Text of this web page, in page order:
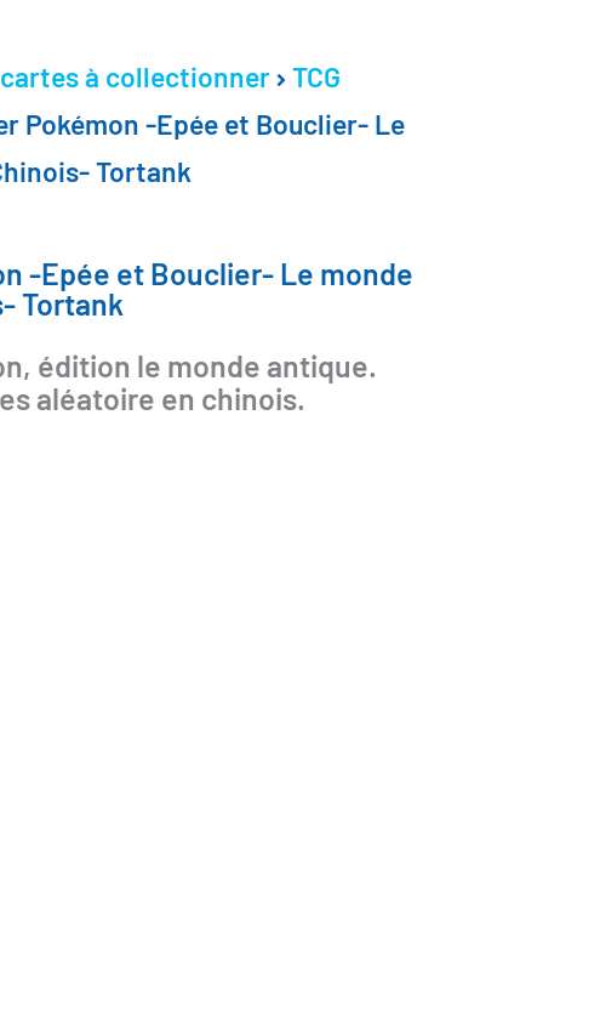
à collectionner
TCG
Pokémon -Epée et Bouclier- Le
Tortank
-Epée et Bouclier- Le monde
Tortank
édition le monde antique.
aléatoire en chinois.